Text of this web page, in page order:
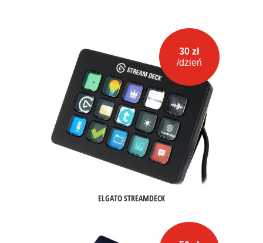
30 zł
/dzień
ELGATO STREAMDECK